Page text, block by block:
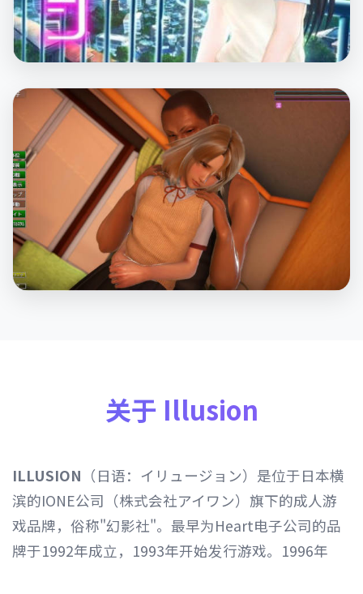
关于 Illusion
ILLUSION （日语：イリュージョン）是位于日本横
滨的IONE公司（株式会社アイワン）旗下的成人游
戏品牌，俗称"幻影社"。最早为Heart电子公司的品
牌于1992年成立，1993年开始发行游戏。1996年